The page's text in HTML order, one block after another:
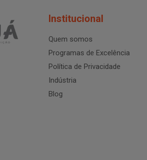
Institucional
Quem somos
Programas de Excelência
Política de Privacidade
Indústria
Blog